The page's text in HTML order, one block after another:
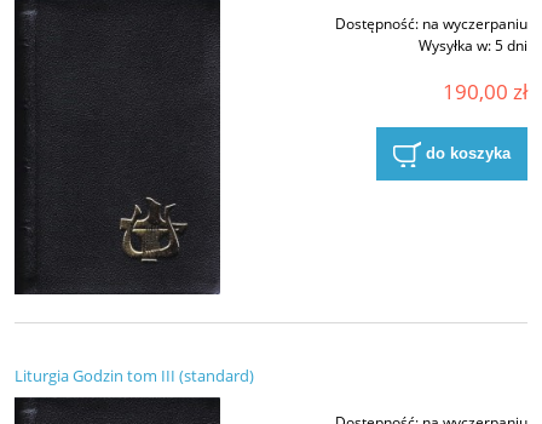
Dostępność: na wyczerpaniu
Wysyłka w:5 dni
190,00 zł
do koszyka
Liturgia Godzin tom III (standard)